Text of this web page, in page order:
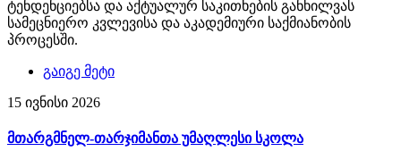
ტენდენციებსა და აქტუალურ საკითხების განხილვას
სამეცნიერო კვლევისა და აკადემიური საქმიანობის
პროცესში.
გაიგე მეტი
15 ივნისი 2026
მთარგმნელ-თარჯიმანთა უმაღლესი სკოლა